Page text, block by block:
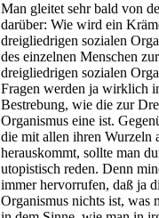
Man gleitet sehr bald von
darüber: Wie wird ein
dreigliedrigen sozia­len
des einzelnen Menschen
dreigliedrigen sozialen
Fragen werden ja wirklich
Bestrebung, wie die zur
Organismus eine ist.
die mit allen ihren Wurzeln
herauskommt, sollte man
utopistisch reden. Denn
immer hervorrufen, daß ja
Organis­mus nichts ist, was